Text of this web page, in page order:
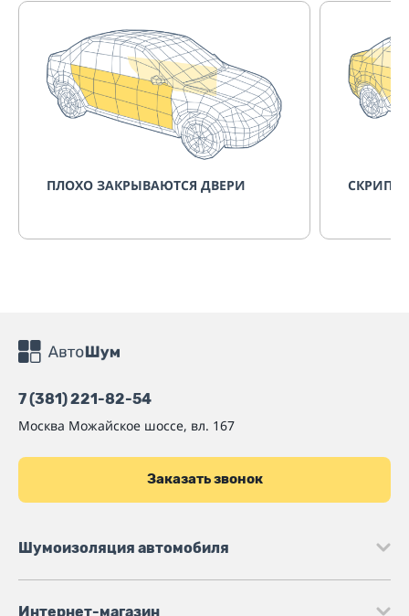
ПЛОХО ЗАКРЫВАЮТСЯ ДВЕРИ
7 (381) 221-82-54
Москва Можайское шоссе, вл. 167
Заказать звонок
Шумоизоляция автомобиля
Интернет-магазин